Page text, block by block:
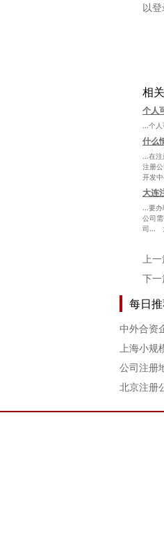
以
相
个人
...个人
什么
...在
注册
开发
大连
...要
公司
司...
上一
下一
每日
中外合资
上海小规
公司注册